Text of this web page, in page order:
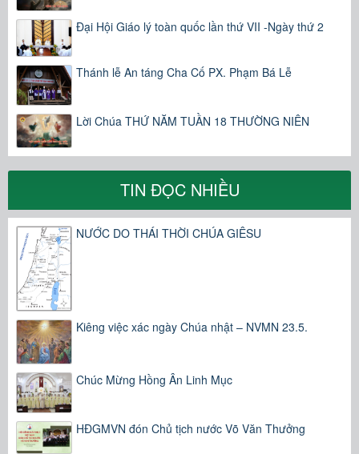
Đại Hội Giáo lý toàn quốc lần thứ VII -Ngày thứ 2
Thánh lễ An táng Cha Cố PX. Phạm Bá Lễ
Lời Chúa THỨ NĂM TUẦN 18 THƯỜNG NIÊN
TIN ĐỌC NHIỀU
NƯỚC DO THÁI THỜI CHÚA GIÊSU
Kiêng việc xác ngày Chúa nhật – NVMN 23.5.
Chúc Mừng Hồng Ân Linh Mục
HĐGMVN đón Chủ tịch nước Võ Văn Thưởng